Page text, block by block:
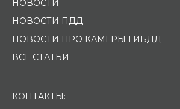
НОВОСТИ
НОВОСТИ ПДД
НОВОСТИ ПРО КАМЕРЫ ГИБДД
ВСЕ СТАТЬИ
КОНТАКТЫ: